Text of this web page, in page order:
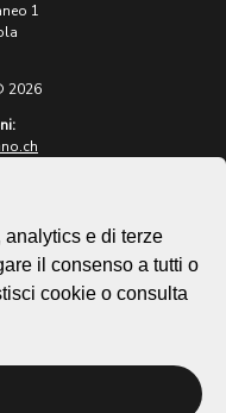
1
2026
e di terze
il consenso a tutti o
cookie o consulta